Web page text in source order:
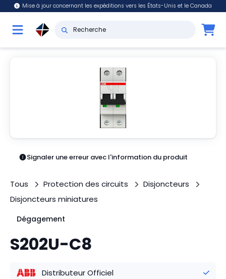
Mise à jour concernant les expéditions vers les États-Unis et le Canada
Signaler une erreur avec l'information du produit
Tous Protection des circuits
Disjoncteurs
Disjoncteurs miniatures
Dégagement
S202U-C8
Distributeur Officiel